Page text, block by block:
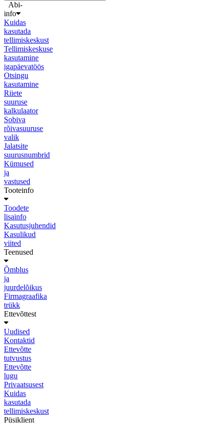
Abi-
info
Kuidas
kasutada
tellimiskeskust
Tellimiskeskuse
kasutamine
igapäevatöös
Otsingu
kasutamine
Riiete
suuruse
kalkulaator
Sobiva
rõivasuuruse
valik
Jalatsite
suurusnumbrid
Kümused
ja
vastused
Tooteinfo
Toodete
lisainfo
Kasutusjuhendid
Kasulikud
viited
Teenused
Õmblus
ja
juurdelõikus
Firmagraafika
trükk
Ettevõttest
Uudised
Kontaktid
Ettevõtte
tutvustus
Ettevõtte
lugu
Privaatsusest
Kuidas
kasutada
tellimiskeskust
Püsiklient